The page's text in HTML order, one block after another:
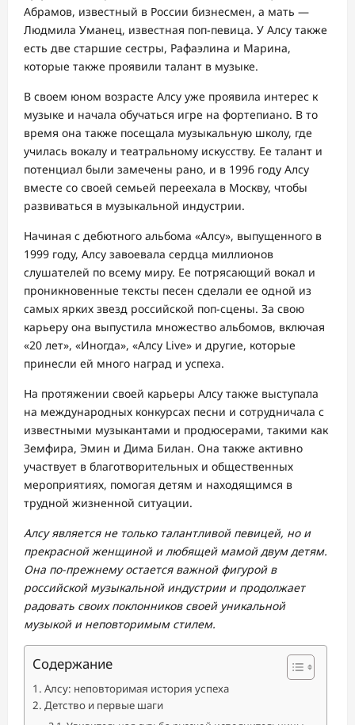
Абрамов, известный в России бизнесмен, а мать —
Людмила Уманец, известная поп-певица. У Алсу также
есть две старшие сестры, Рафаэлина и Марина,
которые также проявили талант в музыке.
В своем юном возрасте Алсу уже проявила интерес к
музыке и начала обучаться игре на фортепиано. В то
время она также посещала музыкальную школу, где
училась вокалу и театральному искусству. Ее талант и
потенциал были замечены рано, и в 1996 году Алсу
вместе со своей семьей переехала в Москву, чтобы
развиваться в музыкальной индустрии.
Начиная с дебютного альбома «Алсу», выпущенного в
1999 году, Алсу завоевала сердца миллионов
слушателей по всему миру. Ее потрясающий вокал и
проникновенные тексты песен сделали ее одной из
самых ярких звезд российской поп-сцены. За свою
карьеру она выпустила множество альбомов, включая
«20 лет», «Иногда», «Алсу Live» и другие, которые
принесли ей много наград и успеха.
На протяжении своей карьеры Алсу также выступала
на международных конкурсах песни и сотрудничала с
известными музыкантами и продюсерами, такими как
Земфира, Эмин и Дима Билан. Она также активно
участвует в благотворительных и общественных
мероприятиях, помогая детям и находящимся в
трудной жизненной ситуации.
Алсу является не только талантливой певицей, но и
прекрасной женщиной и любящей мамой двум детям.
Она по-прежнему остается важной фигурой в
российской музыкальной индустрии и продолжает
радовать своих поклонников своей уникальной
музыкой и неповторимым стилем.
Содержание
Алсу: неповторимая история успеха
Детство и первые шаги